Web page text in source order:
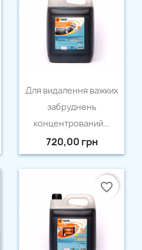

Для видалення важких
забруднень
концентрований...
720,00 грн
favorite_border